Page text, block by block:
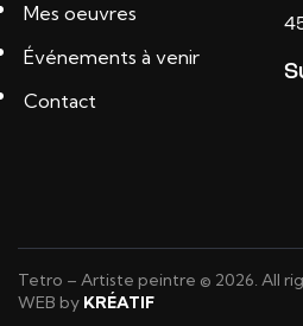
Mes oeuvres
Événements à venir
Contact
Tetro – Artiste peintre © 2026. All
WEB by KRÉATIF